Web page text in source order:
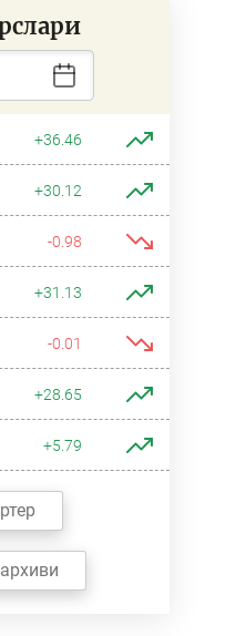
+36.46
+30.12
-0.98
+31.13
-0.01
+28.65
+5.79